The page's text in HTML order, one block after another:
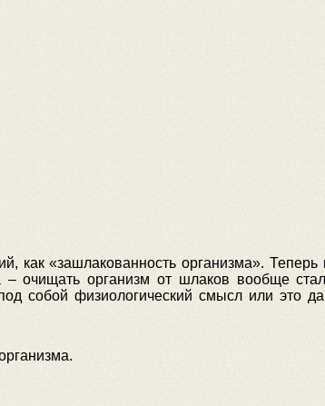
как «зашлакованность организма».
– очищать организм от шлаков вообще
собой физиологический смысл или